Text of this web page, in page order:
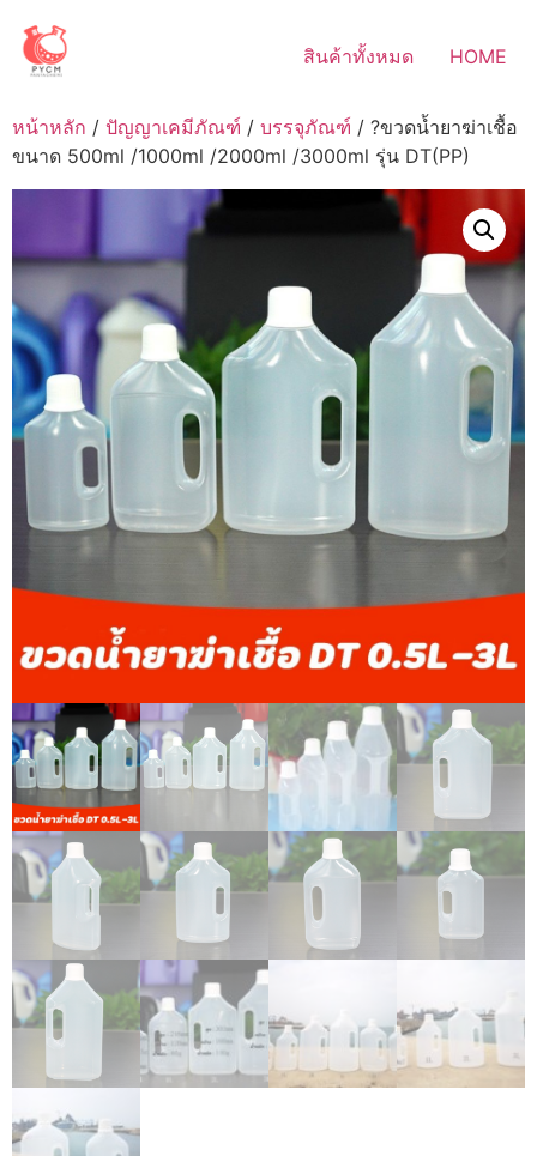
content
สินค้าทั้งหมด HOME
หน้าหลัก / ปัญญาเคมีภัณฑ์ / บรรจุภัณฑ์ / ?ขวดน้ำยาฆ่าเชื้อ
ขนาด 500ml /1000ml /2000ml /3000ml รุ่น DT(PP)